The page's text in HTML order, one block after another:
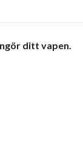
ditt vapen.